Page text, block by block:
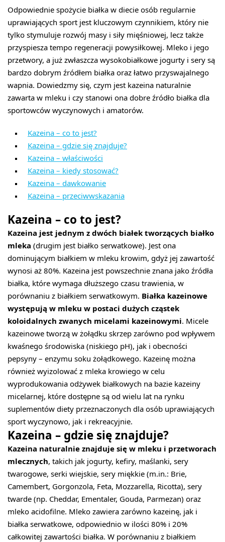
Odpowiednie spożycie białka w diecie osób regularnie
uprawiających sport jest kluczowym czynnikiem, który nie
tylko stymuluje rozwój masy i siły mięśniowej, lecz także
przyspiesza tempo regeneracji powysiłkowej. Mleko i jego
przetwory, a już zwłaszcza wysokobiałkowe jogurty i sery są
bardzo dobrym źródłem białka oraz łatwo przyswajalnego
wapnia. Dowiedzmy się, czym jest kazeina naturalnie
zawarta w mleku i czy stanowi ona dobre źródło białka dla
sportowców wyczynowych i amatorów.
Kazeina – co to jest?
Kazeina – gdzie się znajduje?
Kazeina – właściwości
Kazeina – kiedy stosować?
Kazeina – dawkowanie
Kazeina – przeciwwskazania
Kazeina – co to jest?
Kazeina jest jednym z dwóch białek tworzących białko
mleka (drugim jest białko serwatkowe). Jest ona
dominującym białkiem w mleku krowim, gdyż jej zawartość
wynosi aż 80%. Kazeina jest powszechnie znana jako źródła
białka, które wymaga dłuższego czasu trawienia, w
porównaniu z białkiem serwatkowym. Białka kazeinowe
występują w mleku w postaci dużych cząstek
koloidalnych zwanych micelami kazeinowymi . Micele
kazeinowe tworzą w żołądku skrzep zarówno pod wpływem
kwaśnego środowiska (niskiego pH), jak i obecności
pepsyny – enzymu soku żołądkowego. Kazeinę można
również wyizolować z mleka krowiego w celu
wyprodukowania odżywek białkowych na bazie kazeiny
micelarnej, które dostępne są od wielu lat na rynku
suplementów diety przeznaczonych dla osób uprawiających
sport wyczynowo, jak i rekreacyjnie.
Kazeina – gdzie się znajduje?
Kazeina naturalnie znajduje się w mleku i przetworach
mlecznych , takich jak jogurty, kefiry, maślanki, sery
twarogowe, serki wiejskie, sery miękkie (m.in.: Brie,
Camembert, Gorgonzola, Feta, Mozzarella, Ricotta), sery
twarde (np. Cheddar, Ementaler, Gouda, Parmezan) oraz
mleko acidofilne. Mleko zawiera zarówno kazeinę, jak i
białka serwatkowe, odpowiednio w ilości 80% i 20%
całkowitej zawartości białka. W porównaniu z białkiem